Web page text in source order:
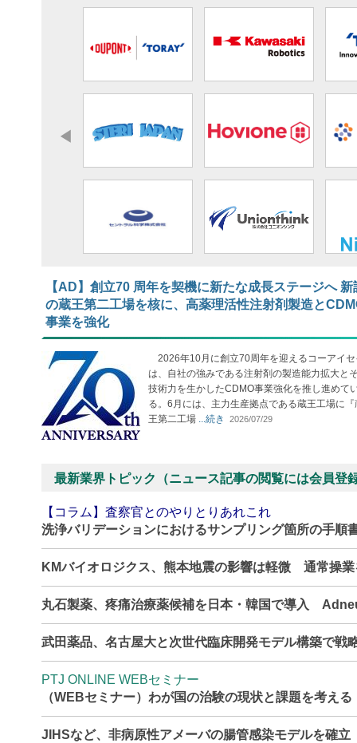
【AD】​​​​​​​創立70 周年を契機に新たな成長ステージへ 新
の蔵王第二工場を核に、高薬理活性注射剤製造と
事業を強化
2026年10月に創立70周年を迎えるコーアイセ
は、自社の強みである注射剤の製造能力拡大と
技術力を生かしたCDMO事業強化を推し進めて
る。6月には、主力生産拠点である蔵王工場に『
王第二工場 ...続き 2026/07/29
最新業界トピック（ニュース記事の閲覧には会員登
【コラム】査察官とのやりとりあれこれ
洗浄バリデーションにおけるサンプリング箇所の手順
KMバイオロジクス、熊本地震の影響は軽微 通常操
丸石製薬、疼痛治療薬候補を日本・韓国で導入
武田薬品、名古屋大と次世代臨床開発モデル構築で
PTJ ONLINE WEBセミナー
（WEBセミナー）わが国の治験の現状と課題を考える
JIHSなど、非病原性アメーバの腸管感染モデルを確